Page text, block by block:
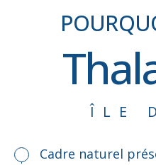
ÎLE
Cadre naturel